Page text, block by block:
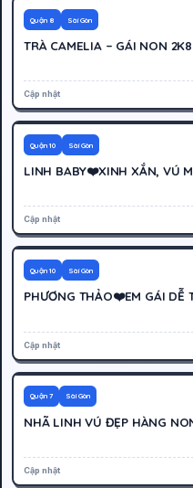
1200K
Quận 8 Sài Gòn
TRÀ CAMELIA – GÁI NON 2K8
Cập nhật
500K
Quận 10 Sài Gòn
LINH BABY❤️XINH XẮN, VÚ
Cập nhật
500K
Quận 10 Sài Gòn
PHƯƠNG THẢO❤️EM GÁI DỄ
Cập nhật
300K
Quận 7 Sài Gòn
NHÃ LINH VÚ ĐẸP HÀNG
Cập nhật